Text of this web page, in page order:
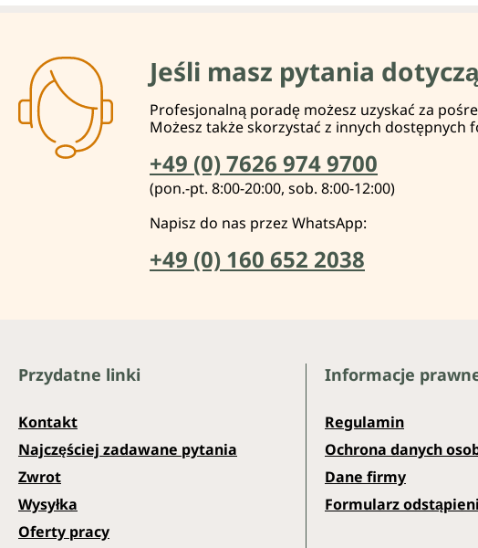
Jeśli masz pytania
Profesjonalną poradę możesz uzyskać za
Możesz także skorzystać z innych dostępnych
+49 (0) 7626 974 9700
(pon.-pt. 8:00-20:00, sob. 8:00-12:00)
Napisz do nas przez WhatsApp:
+49 (0) 160 652 2038
Przydatne linki
Kontakt
Najczęściej zadawane pytania
Zwrot
Wysyłka
Oferty pracy
Informacje
Regulamin
Ochrona danych
Dane firmy
Formularz